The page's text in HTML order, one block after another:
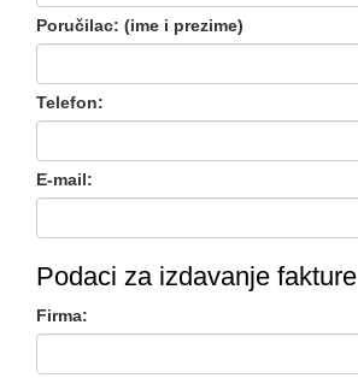
Poručilac: (ime i prezime)
Telefon:
E-mail:
Podaci za izdavanje fakture
Firma: